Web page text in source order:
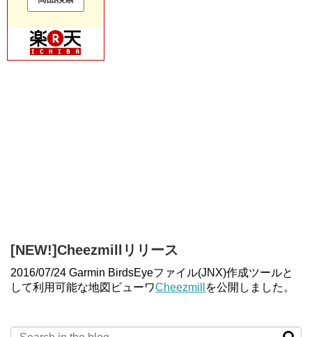
[NEW!]Cheezmillリリース
2016/07/24 Garmin BirdsEyeファイル(JNX)作成ツールと
して利用可能な地図ビューワCheezmill を公開しました。